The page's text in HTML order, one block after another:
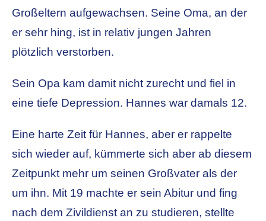
Großeltern aufgewachsen. Seine Oma, an der
er sehr hing, ist in relativ jungen Jahren
plötzlich verstorben.
Sein Opa kam damit nicht zurecht und fiel in
eine tiefe Depression. Hannes war damals 12.
Eine harte Zeit für Hannes, aber er rappelte
sich wieder auf, kümmerte sich aber ab diesem
Zeitpunkt mehr um seinen Großvater als der
um ihn. Mit 19 machte er sein Abitur und fing
nach dem Zivildienst an zu studieren, stellte